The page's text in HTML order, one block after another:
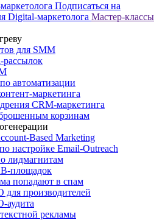
Подписаться на
Digital-маркетолога Мастер-классы
для SMM
рассылок
автоматизации
маркетинга
CRM-маркетинга
корзинам
Based Marketing
настройке Email-Outreach
лидмагнитам
площадок
попадают в спам
для производителей
аудита
рекламы